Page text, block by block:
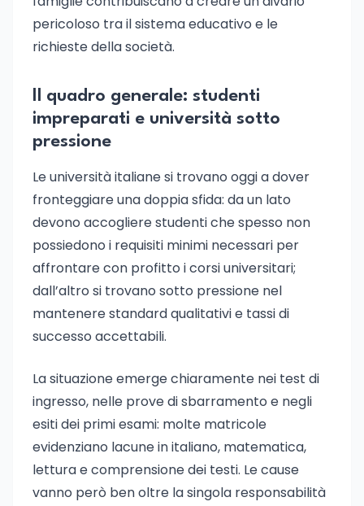
pericoloso tra il sistema educativo e le
richieste della società.
Il quadro generale: studenti
impreparati e università sotto
pressione
Le università italiane si trovano oggi a dover
fronteggiare una doppia sfida: da un lato
devono accogliere studenti che spesso non
possiedono i requisiti minimi necessari per
affrontare con profitto i corsi universitari;
dall’altro si trovano sotto pressione nel
mantenere standard qualitativi e tassi di
successo accettabili.
La situazione emerge chiaramente nei test di
ingresso, nelle prove di sbarramento e negli
esiti dei primi esami: molte matricole
evidenziano lacune in italiano, matematica,
lettura e comprensione dei testi. Le cause
vanno però ben oltre la singola responsabilità